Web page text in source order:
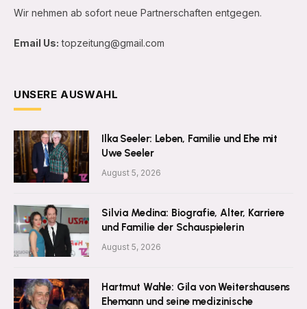
Wir nehmen ab sofort neue Partnerschaften entgegen.
Email Us: topzeitung@gmail.com
UNSERE AUSWAHL
Ilka Seeler: Leben, Familie und Ehe mit
Uwe Seeler
August 5, 2026
Silvia Medina: Biografie, Alter, Karriere
und Familie der Schauspielerin
August 5, 2026
Hartmut Wahle: Gila von Weitershausens
Ehemann und seine medizinische